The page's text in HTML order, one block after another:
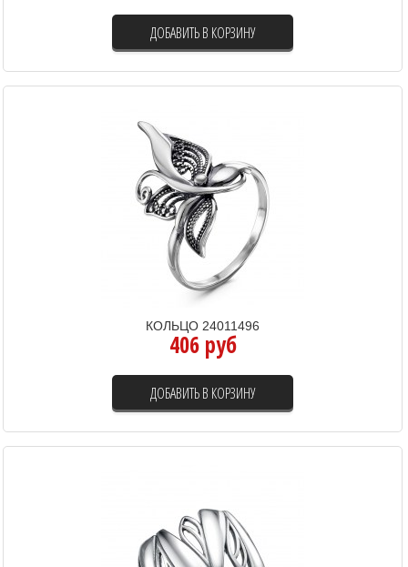
ДОБАВИТЬ В КОРЗИНУ
КОЛЬЦО 24011496
406 руб
ДОБАВИТЬ В КОРЗИНУ